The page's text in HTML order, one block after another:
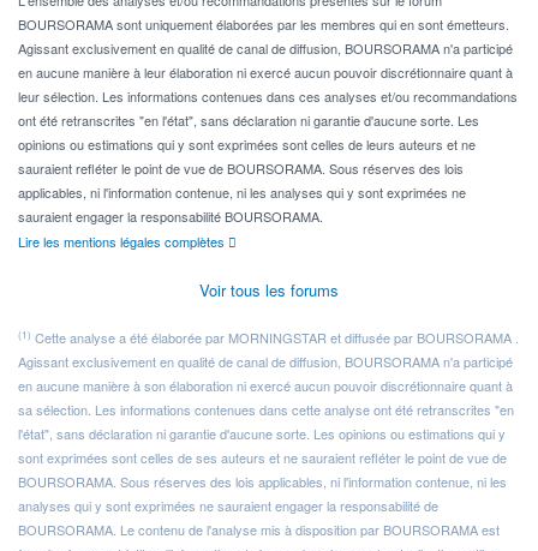
BOURSORAMA sont uniquement élaborées par les membres qui en sont émetteurs.
Agissant exclusivement en qualité de canal de diffusion, BOURSORAMA n'a participé
en aucune manière à leur élaboration ni exercé aucun pouvoir discrétionnaire quant à
leur sélection. Les informations contenues dans ces analyses et/ou recommandations
ont été retranscrites "en l'état", sans déclaration ni garantie d'aucune sorte. Les
opinions ou estimations qui y sont exprimées sont celles de leurs auteurs et ne
sauraient refléter le point de vue de BOURSORAMA. Sous réserves des lois
applicables, ni l'information contenue, ni les analyses qui y sont exprimées ne
sauraient engager la responsabilité BOURSORAMA.
Lire les mentions légales complètes
Voir tous les forums
(1) Cette analyse a été élaborée par MORNINGSTAR et diffusée par BOURSORAMA .
Agissant exclusivement en qualité de canal de diffusion, BOURSORAMA n'a participé
en aucune manière à son élaboration ni exercé aucun pouvoir discrétionnaire quant à
sa sélection. Les informations contenues dans cette analyse ont été retranscrites "en
l'état", sans déclaration ni garantie d'aucune sorte. Les opinions ou estimations qui y
sont exprimées sont celles de ses auteurs et ne sauraient refléter le point de vue de
BOURSORAMA. Sous réserves des lois applicables, ni l'information contenue, ni les
analyses qui y sont exprimées ne sauraient engager la responsabilité de
BOURSORAMA. Le contenu de l'analyse mis à disposition par BOURSORAMA est